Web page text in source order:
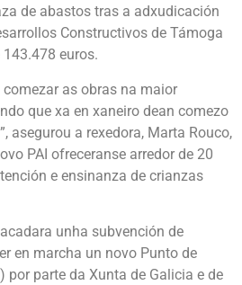
de abastos tras a adxudicación
Constructivos de Támoga
euros.
comezar as obras na maior
que xa en xaneiro dean comezo
asegurou a rexedora, Marta Rouco,
PAI ofreceranse arredor de 20
e ensinanza de crianzas
unha subvención de
en marcha un novo Punto de
por parte da Xunta de Galicia e de